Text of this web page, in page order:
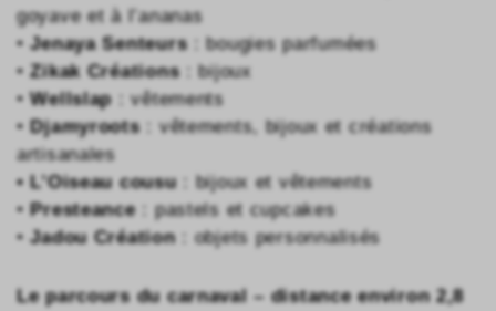
goyave et à l’ananas
•Jenaya Senteurs: bougies parfumées
•Zikak Créations: bijoux
•Wellslap: vêtements
•Djamyroots: vêtements, bijoux et créations
artisanales
• L’Oiseau cousu: bijoux et vêtements
•Presteance: pastels et cupcakes
•Jadou Création: objets personnalisés
Le parcours du carnaval – distance environ 2,8